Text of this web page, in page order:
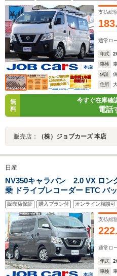
支払総
183.
通常ロ
年式
車検
保証
住所
無
料
今すぐ在庫確
電話
販売店： （株）ジョブカーズ 本店
日産
NV350キャラバン 2.0 VX ロ
乗 ドライブレコーダー ETC バ
フルセグ 衝突被害軽減システム
スエントリー 電動格納ミラー
ー接続可 USB Bluetooth ABS
販売店保証 購入プラン付 オンライン相談可
支払総
222.
通常ロ
年式
車検